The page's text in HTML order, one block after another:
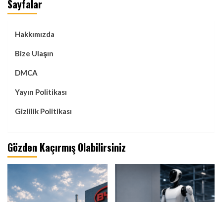
Sayfalar
Hakkımızda
Bize Ulaşın
DMCA
Yayın Politikası
Gizlilik Politikası
Gözden Kaçırmış Olabilirsiniz